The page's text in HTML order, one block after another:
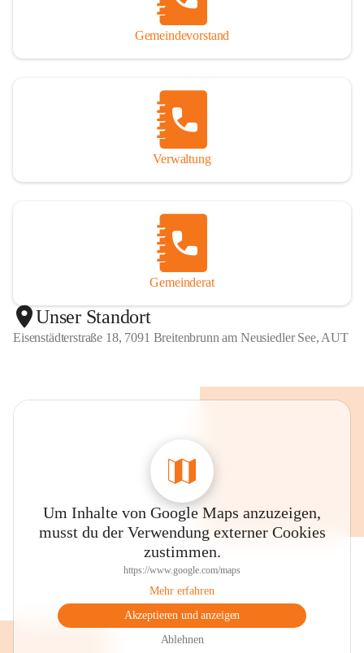
Gemeindevorstand
Verwaltung
Gemeinderat
Unser Standort
Eisenstädterstraße 18, 7091 Breitenbrunn am Neusiedler See, AUT
Um Inhalte von Google Maps anzuzeigen,
musst du der Verwendung externer Cookies
zustimmen.
https://www.google.com/maps
Mehr erfahren
Akzeptieren und anzeigen
Ablehnen